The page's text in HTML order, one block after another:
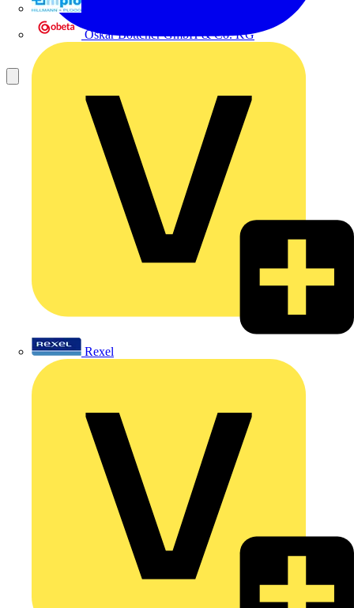
Oskar Böttcher GmbH & Co. KG
Rexel